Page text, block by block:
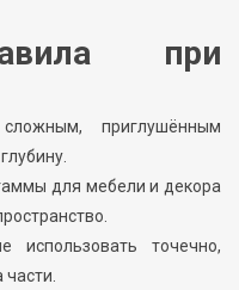
при
приглушённым
для мебели и декора
использовать точечно,